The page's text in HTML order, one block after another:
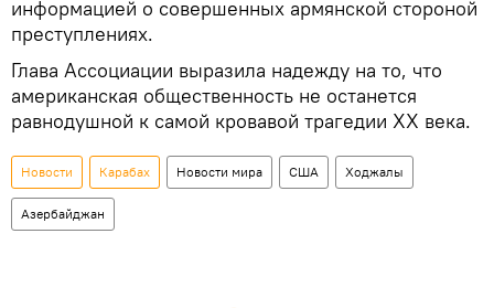
информацией о совершенных армянской стороной
преступлениях.
Глава Ассоциации выразила надежду на то, что
американская общественность не останется
равнодушной к самой кровавой трагедии ХХ века.
Новости Карабах Новости мира США Ходжалы
Азербайджан